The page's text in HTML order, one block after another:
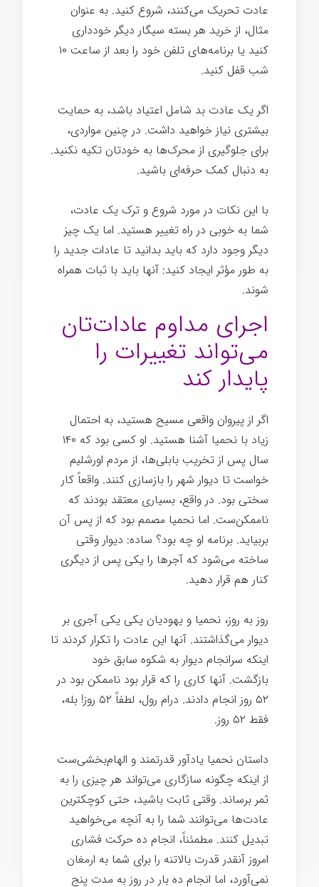
عادت تحریک می‌کنند، شروع کنید. به عنوان
مثال، از خرید هر بسته سیگار دیگر خودداری
کنید یا برنامه‌های تلفن خود را بعد از ساعت ۱۰
شب قفل کنید.
اگر یک عادت بد شامل اعتیاد باشد، به حمایت
بیشتری نیاز خواهید داشت. در چنین مواردی،
برای جلوگیری از محرک‌ها به خودتان تکیه نکنید.
به دنبال کمک حرفه‌ای باشید.
با این نکات در مورد شروع و ترک یک عادت،
شما به خوبی در راه تغییر هستید. اما یک چیز
دیگر وجود دارد که باید بدانید تا عادات جدید را
به طور مؤثر ایجاد کنید: آنها باید با ثبات همراه
شوند.
اجرای مداوم عادات‌تان
می‌تواند تغییرات را
پایدار کند
اگر از پیروان واقعی مسیح هستید، به احتمال
زیاد با نحمیا آشنا هستید. او کسی بود که ۱۴۰
سال پس از تخریب بابلی‌ها، از مردم اورشلیم
خواست تا دیوار شهر را بازسازی کنند. واقعاً کار
سختی بود. در واقع، بسیاری معتقد بودند که
ناممکن‌ست. اما نحمیا مصمم بود که از پس آن
بربیاید. برنامه او چه بود؟ ساده: دیوار وقتی
ساخته می‌شود که آجرها را یکی پس از دیگری
کنار هم قرار دهید.
روز به روز، نحمیا و یهودیان یکی یکی آجری بر
دیوار می‌گذاشتند. آنها این عادت را تکرار کردند تا
اینکه سرانجام دیوار به شکوه سابق خود
بازگشت. آنها کاری را که قرار بود ناممکن بود در
۵۲ روز انجام دادند. درام رول، لطفاً ۵۲ روز! بله،
فقط ۵۲ روز.
داستان نحمیا یادآور قدرتمند و الهام‌بخشی‌ست
از اینکه چگونه سازگاری می‌تواند هر چیزی را به
ثمر برساند. وقتی ثابت باشید، حتی کوچکترین
عادت‌ها می‌توانند شما را به آنچه می‌خواهید
تبدیل کنند. مطمئناً، انجام ده حرکت فشاری
امروز آنقدر قدرت بالاتنه را برای شما به ارمغان
نمی‌آورد، اما انجام ده بار در روز به مدت پنج